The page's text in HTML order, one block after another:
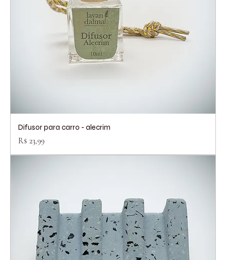
Difusor para carro - alecrim
Preço
R$ 23,99